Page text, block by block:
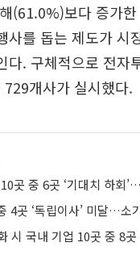
(61.0%)보다 증가
사를 돕는 제도가 시
다. 구체적으로 전자
729개사가 실시했다.
곳 중 6곳 ‘기대치 하회
시 국내 기업 10곳 중 8